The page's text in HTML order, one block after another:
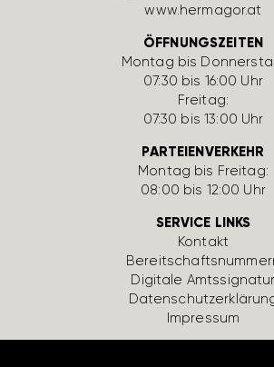
www.hermagor.at
ÖFFNUNGSZEITEN
Montag bis
07:30 bis 16:00 Uhr
Freitag:
07:30 bis 13:00 Uhr
PARTEIENVERKEHR
Montag bis Freitag:
08:00 bis 12:00 Uhr
SERVICE LINKS
Kontakt
Digi­tale Amts­si­gnatur
Impressum